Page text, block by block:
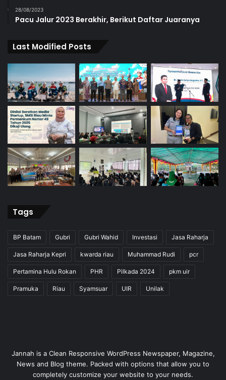
28/08/2023
Pacu Jalur 2023 Berakhir, Berikut Daftar Juaranya
Last Modified Posts
Tags
BP Batam Gubri Gubri Wahid Investasi Jasa Raharja
Jasa Raharja Kepri kwarda riau Muhammad Rudi pcr
Pertamina Hulu Rokan PHR Pilkada 2024 pkm uir
Pramuka Riau Syamsuar UIR Unilak
Jannah is a Clean Responsive WordPress Newspaper, Magazine,
News and Blog theme. Packed with options that allow you to
completely customize your website to your needs.